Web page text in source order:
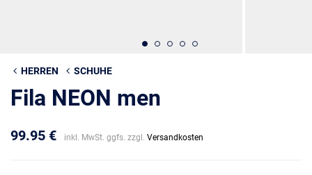
HERREN SCHUHE
Fila NEON men
99.95 € inkl. MwSt. ggfs. zzgl. Versandkosten